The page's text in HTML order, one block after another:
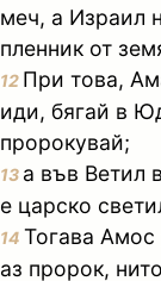
меч, а Израил
пленник от
12 При това,
иди, бягай в
пророкувай;
13 а във Ветил
е царско
14 Тогава Амос
аз пророк,